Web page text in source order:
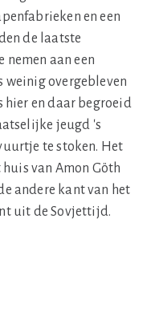
en een
de laatste
nemen aan een
weinig overgebleven
hier en daar begroeid
jeugd 's
te stoken. Het
van Amon Göth
andere kant van het
uit de Sovjettijd.